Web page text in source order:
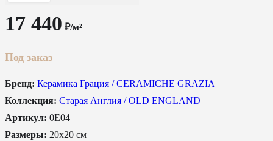
17 440 ₽/м²
Под заказ
Бренд: Керамика Грация / CERAMICHE GRAZIA
Коллекция: Старая Англия / OLD ENGLAND
Артикул: 0E04
Размеры: 20x20 см